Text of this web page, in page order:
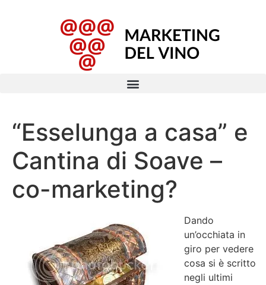
“Esselunga a casa” e
Cantina di Soave –
co-marketing?
Dando
un’occhiata in
giro per vedere
cosa si è scritto
negli ultimi